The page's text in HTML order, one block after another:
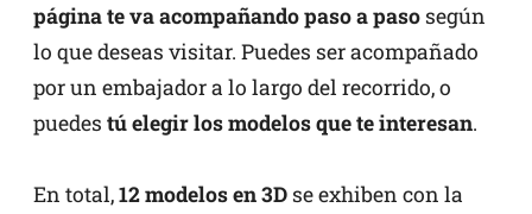
página te va acompañando paso a paso según
lo que deseas visitar. Puedes ser acompañado
por un embajador a lo largo del recorrido, o
puedes tú elegir los modelos que te interesan.
En total,12 modelos en 3D se exhiben con la